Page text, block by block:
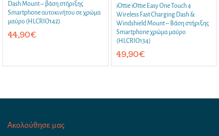
Dash Mount – βάση στήριξης
Smartphone αυτοκινήτου σε χρώμα
μαύρο (HLCRIO142)
44,90€
iOttie iOttie Easy One Touch 4
Wireless Fast Charging Dash &
Windshield Mount – Βάση στήριξης
Smartphone χρώμα μαύρο
(HLCRIO134)
49,90€
Ακολούθησε μας